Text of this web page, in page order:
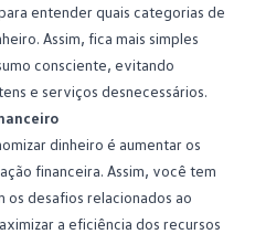
entender quais categorias de
Assim, fica mais simples
consciente, evitando
e serviços desnecessários.
dinheiro é aumentar os
financeira. Assim, você tem
os desafios relacionados ao
a eficiência dos recursos